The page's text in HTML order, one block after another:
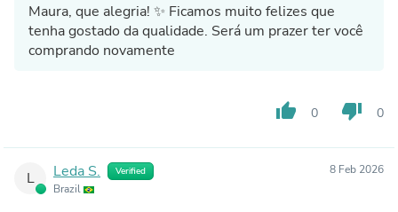
Maura, que alegria! ✨ Ficamos muito felizes que
tenha gostado da qualidade. Será um prazer ter você
comprando novamente
thumb_up 0 thumb_down 0
L Leda S. Verified
Brazil
8 Feb 2026